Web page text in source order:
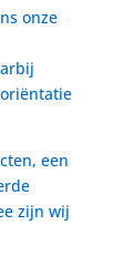
onze
een
zijn wij